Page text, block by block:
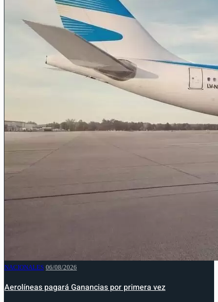
NACIONALES 06/08/2026
Aerolíneas pagará Ganancias por primera vez